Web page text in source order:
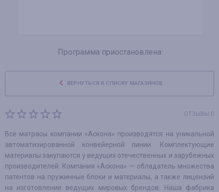
Программа приостановлена
ВЕРНУТЬСЯ К СПИСКУ МАГАЗИНОВ
ОТЗЫВЫ 0
Все матрасы компании «Аскона» производятся на уникальной
автоматизированной конвейерной линии. Комплектующие
материалы закупаются у ведущих отечественных и зарубежных
производителей. Компания «Аскона» — обладатель множества
патентов на пружинные блоки и материалы, а также лицензий
на изготовление ведущих мировых брендов. Наша фабрика